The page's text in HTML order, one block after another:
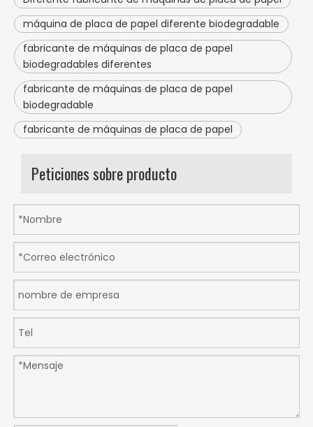
máquina de placa de papel diferente biodegradable
fabricante de máquinas de placa de papel
biodegradables diferentes
fabricante de máquinas de placa de papel
biodegradable
fabricante de máquinas de placa de papel
Peticiones sobre producto